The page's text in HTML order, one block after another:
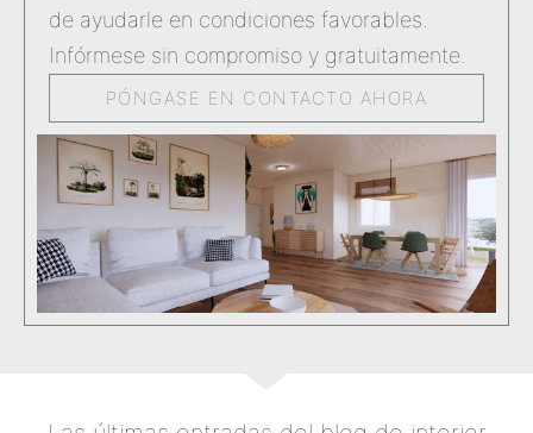
de ayudarle en condiciones favorables.
Infórmese sin compromiso y gratuitamente.
PÓNGASE EN CONTACTO AHORA